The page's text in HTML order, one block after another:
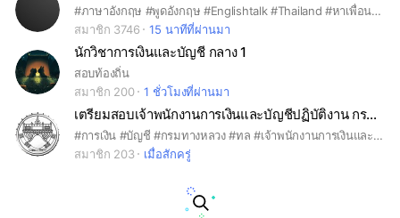
#ภาษาอังกฤษ #พูดอังกฤษ #Englishtalk #Thailand #หาเพื่อนคุย #ฝึกภาษา #nocost #notpey #Free #Communication #medical #travel #Bangkok #park #restaurant #pharmacy #police #Rent #passport #office #toure
สมาชิก 3746
15 นาทีที่ผ่านมา
นักวิชาการเงินและบัญชี กลาง 1
สอบท้องถิ่น
สมาชิก 200
1 ชั่วโมงที่ผ่านมา
เตรียมสอบเจ้าพนักงานการเงินและบัญชีปฏิบัติงาน กรมทางหลวง 69
#การเงิน #บัญชี #กรมทางหลวง #ทล #เจ้าพนักงานการเงินและบัญชี #จพ
สมาชิก 203
เมื่อสักครู่